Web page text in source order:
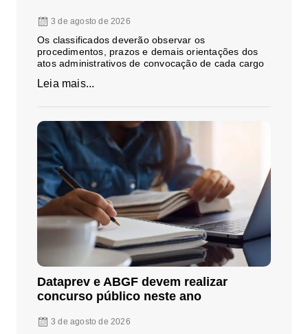
3 de agosto de 2026
Os classificados deverão observar os
procedimentos, prazos e demais orientações dos
atos administrativos de convocação de cada cargo
Leia mais...
Dataprev e ABGF devem realizar
concurso público neste ano
3 de agosto de 2026